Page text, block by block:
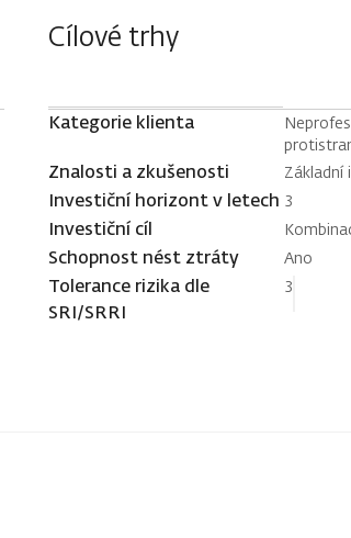
Cílové trhy
Kategorie klienta
Znalosti a zkušenosti Základní
Investiční horizont v letech 3
Investiční cíl
Schopnost nést ztráty Ano
Tolerance rizika dle
SRI/SRRI
3